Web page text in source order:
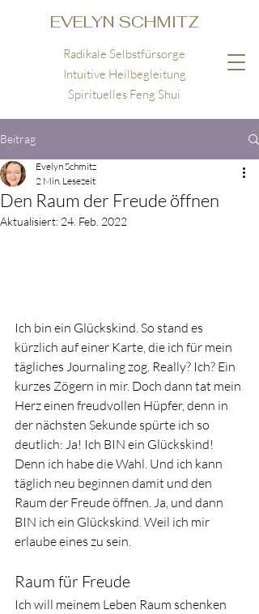
EVELYN SCHMITZ
Radikale Selbstfürsorge
Intuitive Heilbegleitung
Spirituelles Feng Shui
Beitrag
Den Raum der Freude öffnen
Evelyn Schmitz
2 Min. Lesezeit
Aktualisiert: 24. Feb. 2022
Ich bin ein Glückskind. So stand es
kürzlich auf einer Karte, die ich für mein
tägliches Journaling zog. Really? Ich? Ein
kurzes Zögern in mir. Doch dann tat mein
Herz einen freudvollen Hüpfer, denn in
der nächsten Sekunde spürte ich so
deutlich: Ja! Ich BIN ein Glückskind!
Denn ich habe die Wahl. Und ich kann
täglich neu beginnen damit und den
Raum der Freude öffnen. Ja, und dann
BIN ich ein Glückskind. Weil ich mir
erlaube eines zu sein.
Raum für Freude
Ich will meinem Leben Raum schenken